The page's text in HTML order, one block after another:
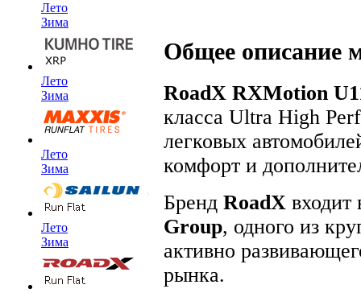
Лето
Зима
Лето
Зима
Лето
Зима
Лето
Зима
Общее описание
RoadX RXMotion
класса Ultra High
легковых
комфорт и
Бренд RoadX входит
Group, одного из
активно
рынка.